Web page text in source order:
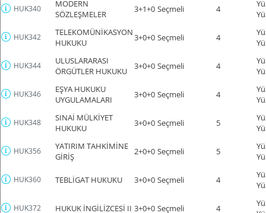
HUK340
MODERN
SÖZLEŞMELER
3+1+0 Seçmeli 4
HUK342
TELEKOMÜNİKASYON
HUKUKU
3+0+0 Seçmeli 4
HUK344
ULUSLARARASI
ÖRGÜTLER HUKUKU
3+0+0 Seçmeli 4
HUK346
EŞYA HUKUKU
UYGULAMALARI
3+0+0 Seçmeli 4
HUK348
SINAİ MÜLKİYET
HUKUKU
3+0+0 Seçmeli 5
HUK356
YATIRIM TAHKİMİNE
GİRİŞ
2+0+0 Seçmeli 5
HUK360 TEBLİGAT HUKUKU 3+0+0 Seçmeli 4
HUK372 HUKUK İNGİLİZCESİ II 3+0+0 Seçmeli 4